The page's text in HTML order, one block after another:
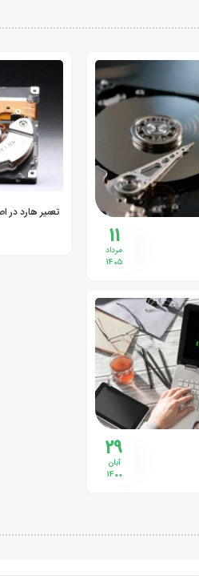
11
مرداد
1405
تعمیر هارد در
29
آبان
1400